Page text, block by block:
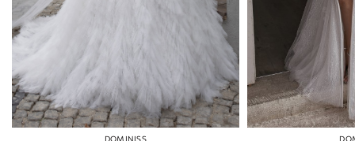
DOMINISS